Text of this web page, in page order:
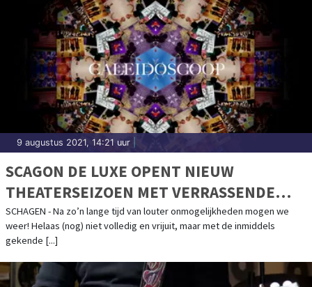
9 augustus 2021, 14:21 uur
SCAGON DE LUXE OPENT NIEUW
THEATERSEIZOEN MET VERRASSENDE
’CALEIDOSCOOP’
SCHAGEN - Na zo’n lange tijd van louter onmogelijkheden mogen we
weer! Helaas (nog) niet volledig en vrijuit, maar met de inmiddels
gekende [...]